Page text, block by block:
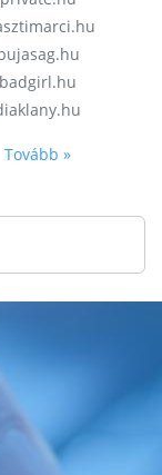
badgirl.hu
Tovább »